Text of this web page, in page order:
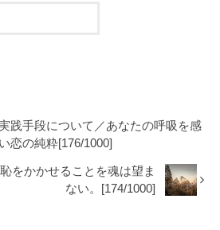
践手段について／あなたの呼吸を感
恋の純粋[176/1000]
をかかせることを魂は望ま
ない。[174/1000]